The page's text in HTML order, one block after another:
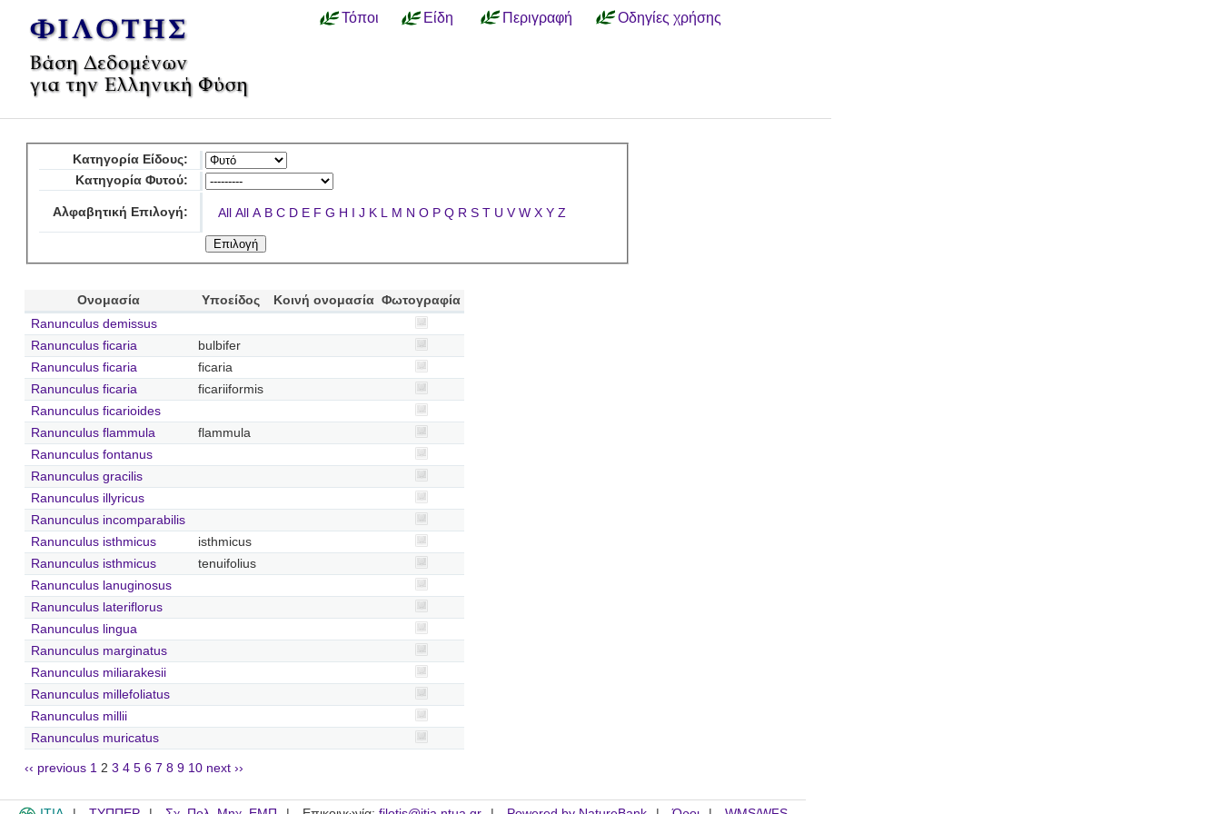
Τόποι Είδη Περιγραφή Οδηγίες χρήσης
Κατηγορία Είδους:
Κατηγορία Φυτού:
Αλφαβητική Επιλογή: All All A B C D E F G H I J K L M N O P Q R S T U V W X Y Z
Ονομασία Υποείδος Κοινή ονομασία Φωτογραφία
Ranunculus demissus
Ranunculus ficaria
bulbifer
Ranunculus ficaria
ficaria
Ranunculus ficaria
ficariiformis
Ranunculus ficarioides
Ranunculus flammula
flammula
Ranunculus fontanus
Ranunculus gracilis
Ranunculus illyricus
Ranunculus incomparabilis
Ranunculus isthmicus
isthmicus
Ranunculus isthmicus
tenuifolius
Ranunculus lanuginosus
Ranunculus lateriflorus
Ranunculus lingua
Ranunculus marginatus
Ranunculus miliarakesii
Ranunculus millefoliatus
Ranunculus millii
Ranunculus muricatus
‹‹ previous 1 2 3 4 5 6 7 8 9 10 next ››